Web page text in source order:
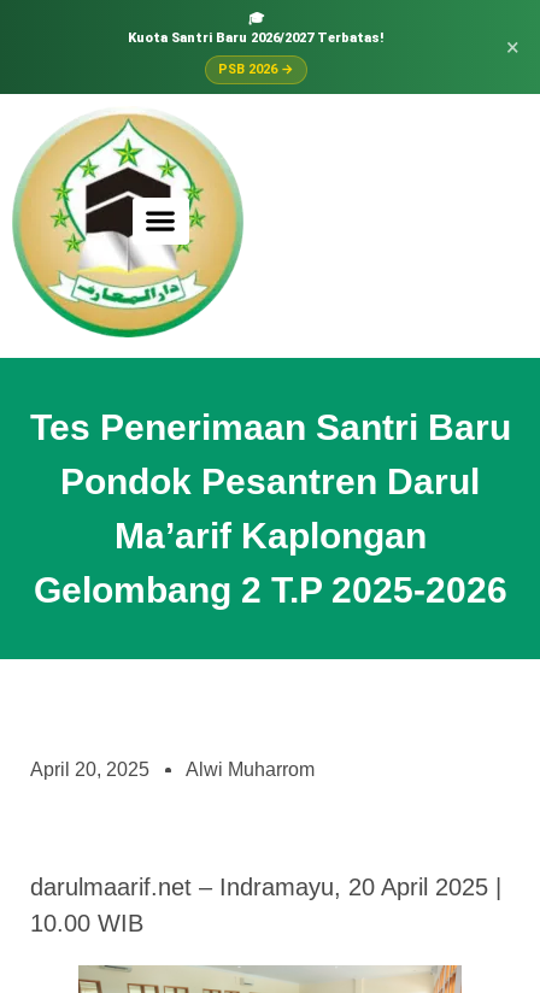
🎓
Kuota Santri Baru 2026/2027 Terbatas!
PSB 2026 →
×
Tes Penerimaan Santri Baru
Pondok Pesantren Darul
Ma’arif Kaplongan
Gelombang 2 T.P 2025-2026
April 20, 2025 Alwi Muharrom
darulmaarif.net – Indramayu, 20 April 2025 |
10.00 WIB